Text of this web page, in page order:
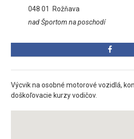
048 01
Rožňava
nad Športom na poschodí
Výcvik na osobné motorové vozidlá,
doškoľovacie kurzy vodičov.